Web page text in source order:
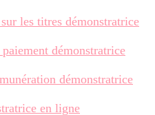
les titres démonstratrice
démonstratrice
démonstratrice
en ligne